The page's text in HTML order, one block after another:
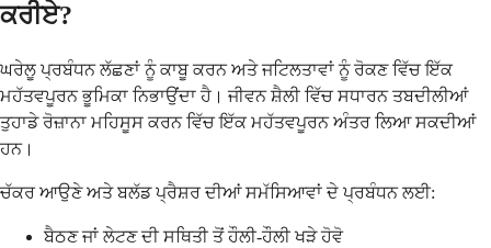
ਕਰੀਏ?
ਘਰੇਲੂ ਪ੍ਰਬੰਧਨ ਲੱਛਣਾਂ ਨੂੰ ਕਾਬੂ ਕਰਨ ਅਤੇ ਜਟਿਲਤਾਵਾਂ ਨੂੰ ਰੋਕਣ ਵਿੱਚ ਇੱਕ
ਮਹੱਤਵਪੂਰਨ ਭੂਮਿਕਾ ਨਿਭਾਉਂਦਾ ਹੈ। ਜੀਵਨ ਸ਼ੈਲੀ ਵਿੱਚ ਸਧਾਰਨ ਤਬਦੀਲੀਆਂ
ਤੁਹਾਡੇ ਰੋਜ਼ਾਨਾ ਮਹਿਸੂਸ ਕਰਨ ਵਿੱਚ ਇੱਕ ਮਹੱਤਵਪੂਰਨ ਅੰਤਰ ਲਿਆ ਸਕਦੀਆਂ
ਹਨ।
ਚੱਕਰ ਆਉਣੇ ਅਤੇ ਬਲੱਡ ਪ੍ਰੈਸ਼ਰ ਦੀਆਂ ਸਮੱਸਿਆਵਾਂ ਦੇ ਪ੍ਰਬੰਧਨ ਲਈ:
ਬੈਠਣ ਜਾਂ ਲੇਟਣ ਦੀ ਸਥਿਤੀ ਤੋਂ ਹੌਲੀ-ਹੌਲੀ ਖੜੇ ਹੋਵੋ